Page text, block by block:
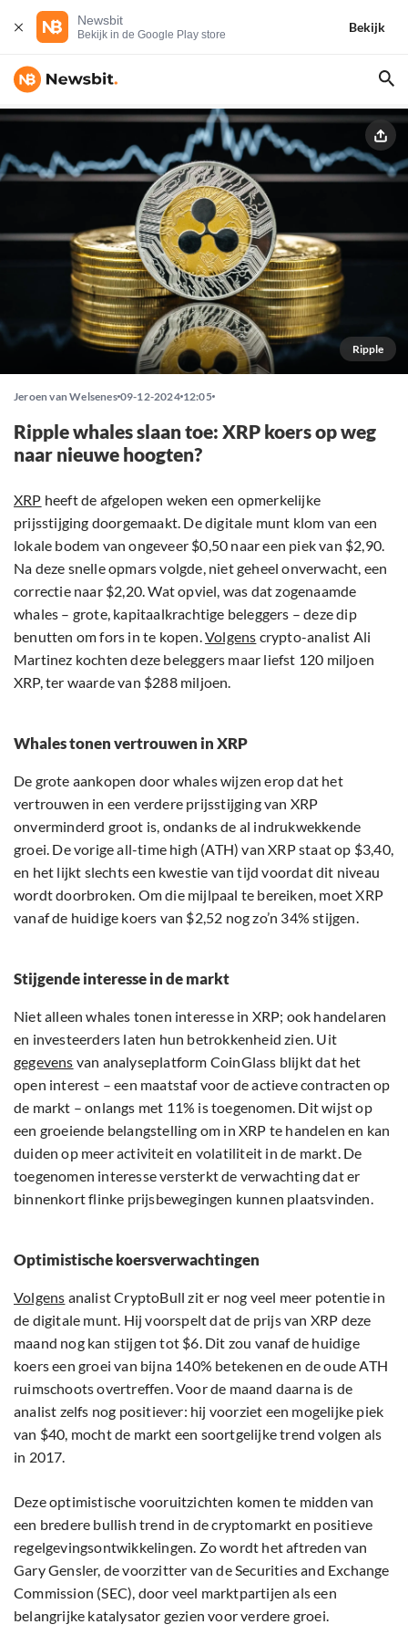
Newsbit
Bekijk in de Google Play store
Bekijk
Ripple
Jeroen van Welsenes 09-12-2024 12:05
Ripple whales slaan toe: XRP koers op weg
naar nieuwe hoogten?
XRP heeft de afgelopen weken een opmerkelijke
prijsstijging doorgemaakt. De digitale munt klom van een
lokale bodem van ongeveer $0,50 naar een piek van $2,90.
Na deze snelle opmars volgde, niet geheel onverwacht, een
correctie naar $2,20. Wat opviel, was dat zogenaamde
whales – grote, kapitaalkrachtige beleggers – deze dip
benutten om fors in te kopen.Volgens crypto-analist Ali
Martinez kochten deze beleggers maar liefst 120 miljoen
XRP, ter waarde van $288 miljoen.
Whales tonen vertrouwen in XRP
De grote aankopen door whales wijzen erop dat het
vertrouwen in een verdere prijsstijging van XRP
onverminderd groot is, ondanks de al indrukwekkende
groei. De vorige all-time high (ATH) van XRP staat op $3,40,
en het lijkt slechts een kwestie van tijd voordat dit niveau
wordt doorbroken. Om die mijlpaal te bereiken, moet XRP
vanaf de huidige koers van $2,52 nog zo’n 34% stijgen.
Stijgende interesse in de markt
Niet alleen whales tonen interesse in XRP; ook handelaren
en investeerders laten hun betrokkenheid zien. Uit
gegevens van analyseplatform CoinGlass blijkt dat het
open interest – een maatstaf voor de actieve contracten op
de markt – onlangs met 11% is toegenomen. Dit wijst op
een groeiende belangstelling om in XRP te handelen en kan
duiden op meer activiteit en volatiliteit in de markt. De
toegenomen interesse versterkt de verwachting dat er
binnenkort flinke prijsbewegingen kunnen plaatsvinden.
Optimistische koersverwachtingen
Volgens analist CryptoBull zit er nog veel meer potentie in
de digitale munt. Hij voorspelt dat de prijs van XRP deze
maand nog kan stijgen tot $6. Dit zou vanaf de huidige
koers een groei van bijna 140% betekenen en de oude ATH
ruimschoots overtreffen. Voor de maand daarna is de
analist zelfs nog positiever: hij voorziet een mogelijke piek
van $40, mocht de markt een soortgelijke trend volgen als
in 2017.
Deze optimistische vooruitzichten komen te midden van
een bredere bullish trend in de cryptomarkt en positieve
regelgevingsontwikkelingen. Zo wordt het aftreden van
Gary Gensler, de voorzitter van de Securities and Exchange
Commission (SEC), door veel marktpartijen als een
belangrijke katalysator gezien voor verdere groei.